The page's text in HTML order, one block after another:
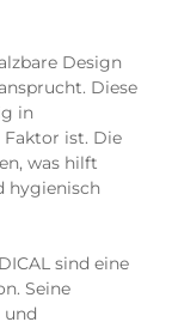
Design
Diese
in
ist. Die
was hilft
hygienisch
sind eine
Seine